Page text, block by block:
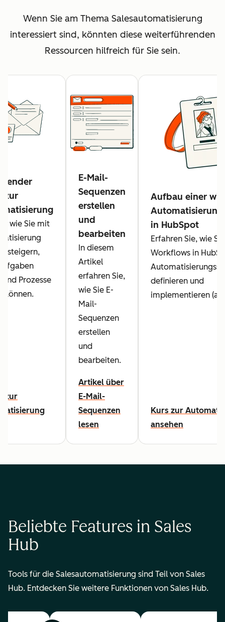
Wenn Sie am Thema Salesautomatisierung
interessiert sind, könnten diese weiterführenden
Ressourcen hilfreich für Sie sein.
zur
wie Sie mit
steigern,
Prozesse
können.
zur
E-Mail-
Sequenzen
erstellen
und
bearbeiten
In diesem
Artikel
erfahren Sie,
wie Sie E-
Mail-
Sequenzen
erstellen
und
bearbeiten.
Artikel über
E-Mail-
Sequenzen
lesen
Aufbau einer
in HubSpot
Erfahren Sie, wie
Workflows in
definieren und
implementieren
Kurs zur
ansehen
Beliebte Features in Sales
Hub
Tools für die Salesautomatisierung sind Teil von Sales
Hub. Entdecken Sie weitere Funktionen von Sales Hub.